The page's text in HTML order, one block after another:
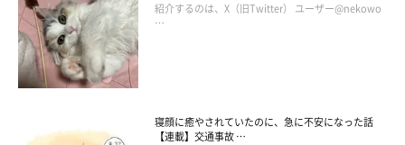
紹介するのは、X（旧Twitter） ユーザー@nekowo
…
寝顔に癒やされていたのに、急に不安になった話
【連載】交通事故 …